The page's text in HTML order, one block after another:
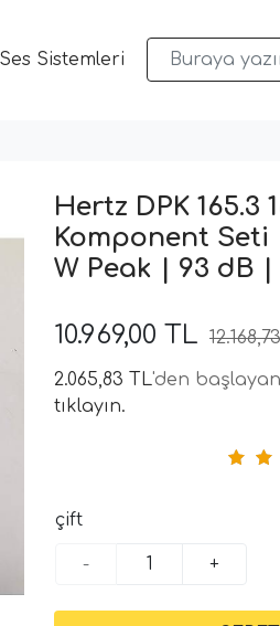
Sistemleri Musway DSP
Hertz DPK 165.3
Komponent Seti
W Peak | 93 dB
10.969,00 TL
2.065,83 TL'den
tıklayın.
çift
- +